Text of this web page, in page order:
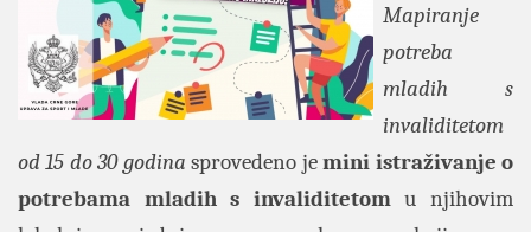
Mapiranje
potreba
mladih s
invaliditetom
od 15 do 30 godinasprovedeno jemini istraživanje o
potrebama mladih s invaliditetomu njihovim